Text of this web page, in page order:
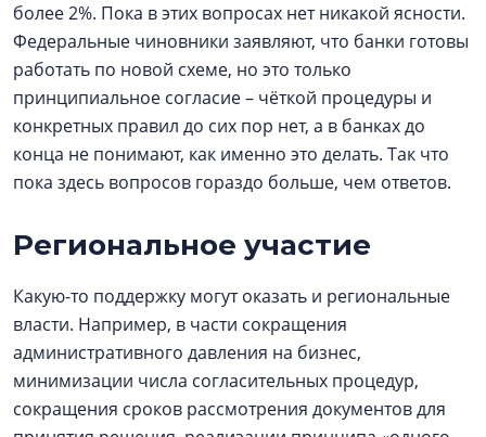
более 2%. Пока в этих вопросах нет никакой ясности.
Федеральные чиновники заявляют, что банки готовы
работать по новой схеме, но это только
принципиальное согласие – чёткой процедуры и
конкретных правил до сих пор нет, а в банках до
конца не понимают, как именно это делать. Так что
пока здесь вопросов гораздо больше, чем ответов.
Региональное участие
Какую-то поддержку могут оказать и региональные
власти. Например, в части сокращения
административного давления на бизнес,
минимизации числа согласительных процедур,
сокращения сроков рассмотрения документов для